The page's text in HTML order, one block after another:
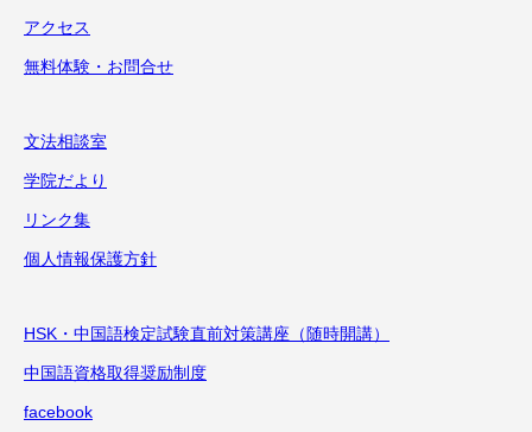
アクセス
無料体験・お問合せ
文法相談室
学院だより
リンク集
個人情報保護方針
HSK・中国語検定試験直前対策講座（随時開講）
中国語資格取得奨励制度
facebook